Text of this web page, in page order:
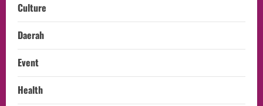
Culture
Daerah
Event
Health